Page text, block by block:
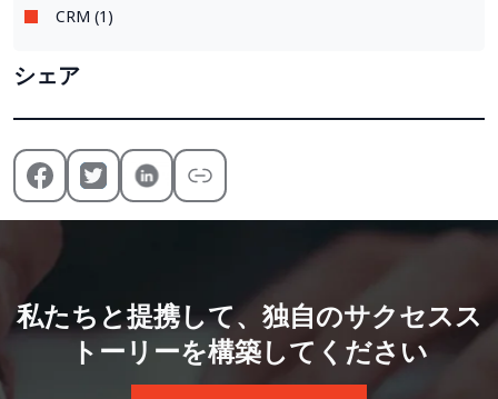
CRM (1)
シェア
私たちと提携して、独自のサクセスス
トーリーを構築してください